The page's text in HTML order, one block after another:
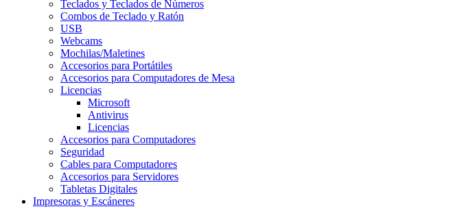
Teclados y Teclados de Números
Combos de Teclado y Ratón
USB
Webcams
Mochilas/Maletines
Accesorios para Portátiles
Accesorios para Computadores de Mesa
Licencias
Microsoft
Antivirus
Licencias
Accesorios para Computadores
Seguridad
Cables para Computadores
Accesorios para Servidores
Tabletas Digitales
Impresoras y Escáneres